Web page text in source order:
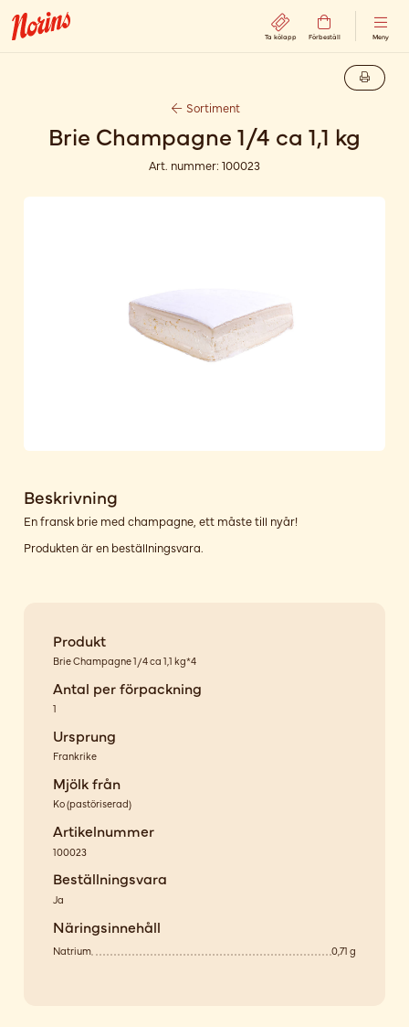
Ta kölapp Förbeställ Meny
Sortiment
Brie Champagne 1/4 ca 1,1 kg
Art. nummer: 100023
Beskrivning
En fransk brie med champagne, ett måste till nyår!
Produkten är en beställningsvara.
Produkt
Brie Champagne 1/4 ca 1,1 kg*4
Antal per förpackning
1
Ursprung
Frankrike
Mjölk från
Ko(pastöriserad)
Artikelnummer
100023
Beställningsvara
Ja
Näringsinnehåll
Natrium 0,71 g